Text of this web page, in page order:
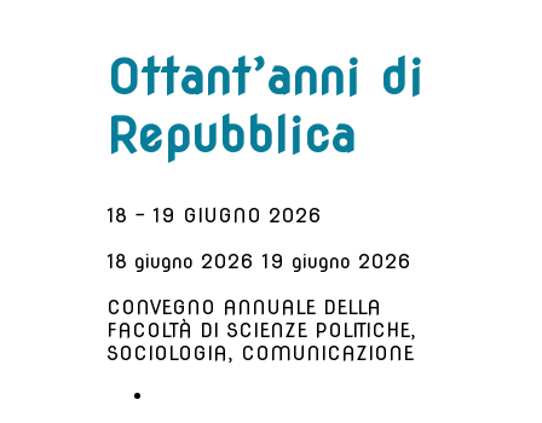
Ottant’anni di
Repubblica
18 - 19 GIUGNO 2026
18 giugno 2026 19 giugno 2026
CONVEGNO ANNUALE DELLA
FACOLTÀ DI SCIENZE POLITICHE,
SOCIOLOGIA, COMUNICAZIONE